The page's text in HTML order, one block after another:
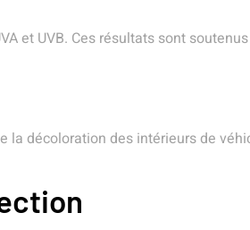
et UVB. Ces résultats sont
décoloration des intérieurs de